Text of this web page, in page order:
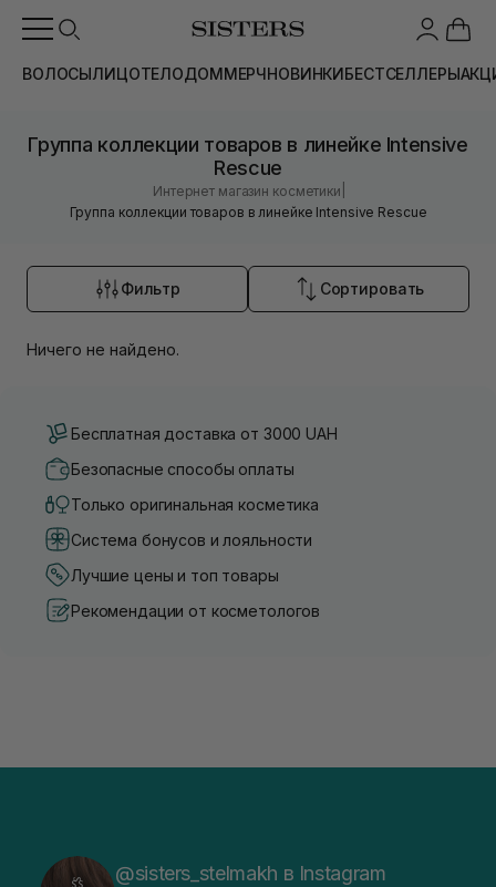
ВОЛОСЫЛИЦОТЕЛОДОММЕРЧНОВИНКИБЕСТСЕЛЛЕРЫ
Группа коллекции товаров в линейке Intensive
Rescue
Интернет магазин косметики
Группа коллекции товаров в линейке Intensive Rescue
Фильтр Сортировать
Ничего не найдено.
Бесплатная доставка от 3000 UAH
Безопасные способы оплаты
Только оригинальная косметика
Система бонусов и лояльности
Лучшие цены и топ товары
Рекомендации от косметологов
@sisters_stelmakh в Instagram